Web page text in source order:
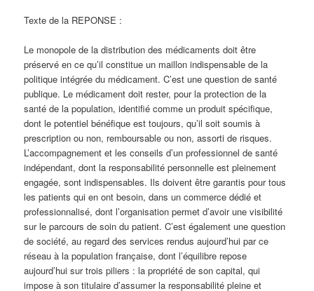
Texte de la REPONSE :
Le monopole de la distribution des médicaments doit être
préservé en ce qu’il constitue un maillon indispensable de la
politique intégrée du médicament. C’est une question de santé
publique. Le médicament doit rester, pour la protection de la
santé de la population, identifié comme un produit spécifique,
dont le potentiel bénéfique est toujours, qu’il soit soumis à
prescription ou non, remboursable ou non, assorti de risques.
L’accompagnement et les conseils d’un professionnel de santé
indépendant, dont la responsabilité personnelle est pleinement
engagée, sont indispensables. Ils doivent être garantis pour tous
les patients qui en ont besoin, dans un commerce dédié et
professionnalisé, dont l’organisation permet d’avoir une visibilité
sur le parcours de soin du patient. C’est également une question
de société, au regard des services rendus aujourd’hui par ce
réseau à la population française, dont l’équilibre repose
aujourd’hui sur trois piliers : la propriété de son capital, qui
impose à son titulaire d’assumer la responsabilité pleine et